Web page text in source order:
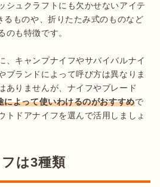
シュクラフトにも欠かせないアイテ
るものや、折りたたみ式のものなど
のも特徴です。
、キャンプナイフやサバイバルナイ
ブランドによって呼び方は異なりま
ありませんが、ナイフやブレード
によって使いわけるのがおすすめで
トドアナイフを選んで活用しましょ
は3種類